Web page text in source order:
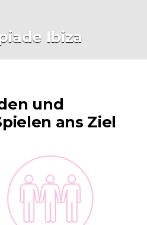
Ibiza
und
ans Ziel